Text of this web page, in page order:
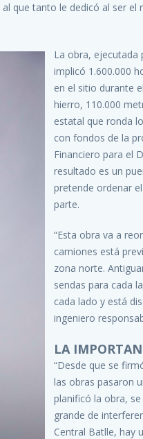
que tanto le dedicó al ser el
La obra, ejecutada
implicó 1.600.000
en el sitio durante
hierro, 110.000
estatal que ronda
con fondos de la
Financiero para el
resultado es un
pretende ordenar
parte.
“Esta obra va a
camiones está
zona norte.
sendas para cada
cada lado y está
ingeniero
LA
“Desde que se
las obras pasaron
planificó la obra,
grande de
Central Batlle, hay